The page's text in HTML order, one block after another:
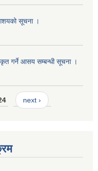
सूचना ।
गर्ने आसय सम्बन्धी सूचना ।
next ›